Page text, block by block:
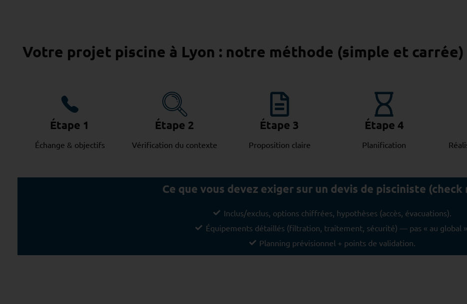
Votre projet piscine à Lyon : notre méthode (simple et carrée)
Étape 1
Échange & objectifs
Étape 2
Vérification du contexte
Étape 3
Proposition claire
Étape 4
Planification
Ce que vous devez exiger sur un devis de pisciniste (check
Inclus/exclus, options chiffrées, hypothèses (accès, évacuations).
Équipements détaillés (filtration, traitement, sécurité) — pas « au global ».
Planning prévisionnel + points de validation.